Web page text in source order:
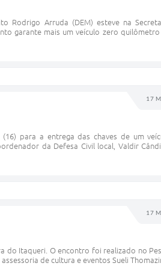
Rodrigo Arruda (DEM) esteve na
garante mais um veículo zero
17
para a entrega das chaves de um
da Defesa Civil local, Valdir
17
do Itaqueri. O encontro foi realizado no
de cultura e eventos Sueli